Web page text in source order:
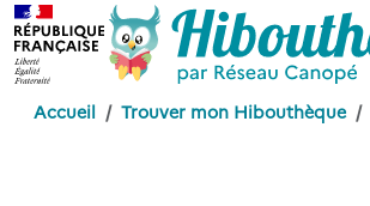
Accueil Trouver mon Hibouthèque